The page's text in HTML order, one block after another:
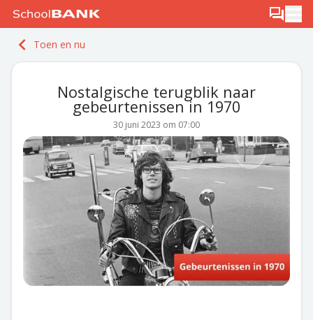
Ga naar de inhoud Berichten
Meld je gratis aan
Toen en nu
Nostalgische terugblik naar
gebeurtenissen in 1970
30 juni 2023 om 07:00